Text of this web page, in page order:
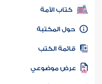
كتب PDF
كتاب الأمة
المكتبة
الكتب